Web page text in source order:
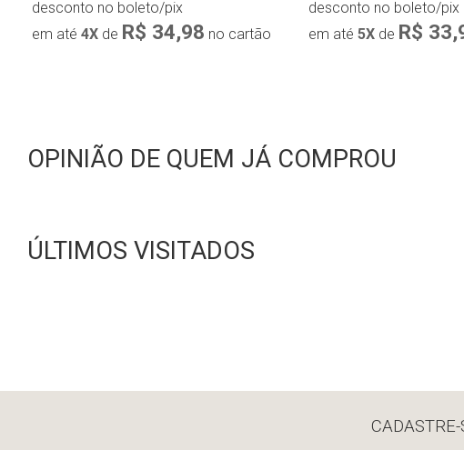
desconto no boleto/pix
em até 4X de R$ 34,98 no cartão
desconto no boleto/pix
em até5X de R$
OPINIÃO DE QUEM JÁ COMPROU
ÚLTIMOS VISITADOS